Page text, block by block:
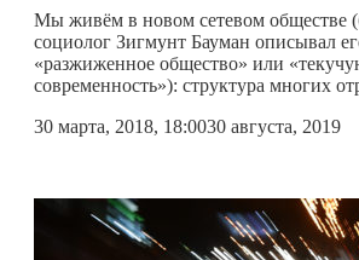
Мы живём в новом сетевом обществе
социолог Зигмунт Бауман описывал
«разжиженное общество» или
современность»): структура многих
30 марта, 2018, 18:0030 августа, 2019